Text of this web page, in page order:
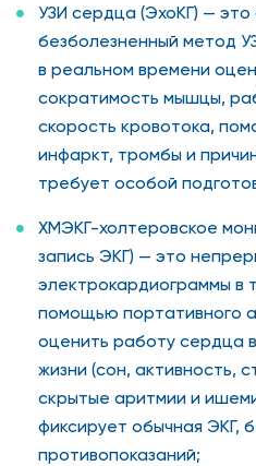
УЗИ сердца (ЭхоКГ) —
безболезненный метод
в реальном времени
сократимость мышцы,
скорость кровотока,
инфаркт, тромбы и
требует особой
ХМЭКГ-холтеровское
запись ЭКГ) — это
электрокардиограммы в
помощью портативного
оценить работу сердца
жизни (сон, активность,
скрытые аритмии и
фиксирует обычная ЭКГ,
противопоказаний;